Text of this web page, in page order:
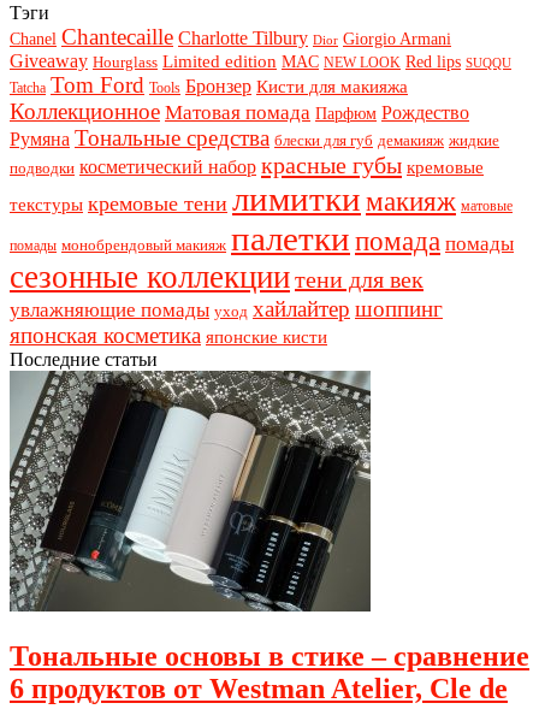
Тэги
Chanel Chantecaille Charlotte Tilbury Dior Giorgio Armani
Giveaway Hourglass Limited edition MAC NEW LOOK Red lips SUQQU
Tatcha Tom Ford Tools Бронзер Кисти для макияжа
Коллекционное Матовая помада Парфюм Рождество
Румяна Тональные средства блески для губ демакияж жидкие
подводки косметический набор красные губы кремовые
текстуры кремовые тени лимиткимакияж матовые
помады монобрендовый макияж палеткипомада помады
сезонные коллекциитени для век
увлажняющие помады уход хайлайтер шоппинг
японская косметика японские кисти
Последние статьи
Тональные основы в стике – сравнение
6 продуктов от Westman Atelier, Cle de